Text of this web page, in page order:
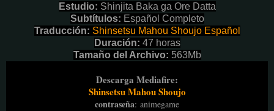
Estudio: Shinjita Baka ga Ore Datta
Subtítulos: Español Completo
Traducción: Shinsetsu Mahou Shoujo Español
Duración: 47 horas
Tamaño del Archivo: 563Mb
Descarga Mediafire:
Shinsetsu Mahou Shoujo
contraseña: animegame